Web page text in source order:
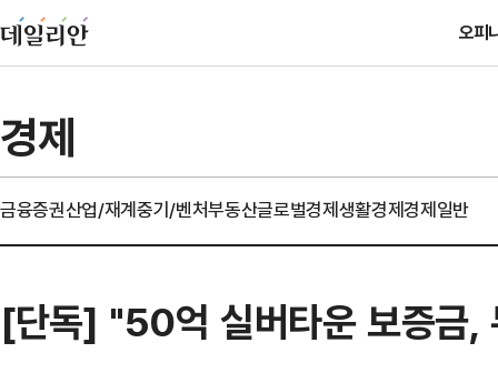
오피
경제
금융증권산업/재계중기/벤처부동산글로벌경제생활경제경제일반
[단독] "50억 실버타운 보증금,